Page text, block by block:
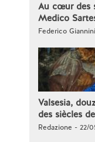
Au cœur des
Medico
Federico
Valsesia,
des siècles
Redazione - 22/